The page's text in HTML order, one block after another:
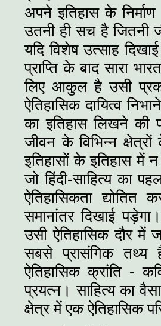
अपने इतिहास के
उतनी ही सच है जितनी
यदि विशेष उत्‍साह
प्राप्ति के बाद सारा
लिए आकुल है उसी
ऐतिहासिक दायित्‍व
का इतिहास लिखने की
जीवन के विभिन्‍न
इतिहासों के इतिहास में
जो हिंदी-साहित्‍य का
ऐतिहासिकता
समानांतर दिखाई
उसी ऐतिहासिक दौर
सबसे प्रासंगिक तथ्‍य
ऐतिहासिक क्रांति -
प्रयत्‍न। साहित्‍य का
क्षेत्र में एक ऐतिहासिक